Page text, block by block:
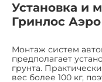
Установка и
Гринлос
Монтаж систем
предполагает
грунта.
вес более 100 кг,